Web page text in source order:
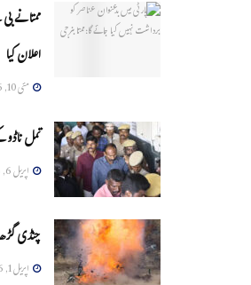
ممتا نے
اعلان کیا
مئی 10, 2026
تمل ناڈو کے 9 پولیس
اپریل 6, 2026
چنڈی
اپریل 1, 2026